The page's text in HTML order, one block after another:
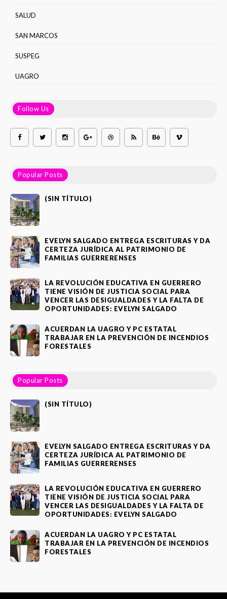
SALUD
SAN MARCOS
SUSPEG
UAGRO
Follow Us
Popular Posts
(SIN TÍTULO)
EVELYN SALGADO ENTREGA ESCRITURAS Y DA
CERTEZA JURÍDICA AL PATRIMONIO DE
FAMILIAS GUERRERENSES
LA REVOLUCIÓN EDUCATIVA EN GUERRERO
TIENE VISIÓN DE JUSTICIA SOCIAL PARA
VENCER LAS DESIGUALDADES Y LA FALTA DE
OPORTUNIDADES: EVELYN SALGADO
ACUERDAN LA UAGRO Y PC ESTATAL
TRABAJAR EN LA PREVENCIÓN DE INCENDIOS
FORESTALES
Popular Posts
(SIN TÍTULO)
EVELYN SALGADO ENTREGA ESCRITURAS Y DA
CERTEZA JURÍDICA AL PATRIMONIO DE
FAMILIAS GUERRERENSES
LA REVOLUCIÓN EDUCATIVA EN GUERRERO
TIENE VISIÓN DE JUSTICIA SOCIAL PARA
VENCER LAS DESIGUALDADES Y LA FALTA DE
OPORTUNIDADES: EVELYN SALGADO
ACUERDAN LA UAGRO Y PC ESTATAL
TRABAJAR EN LA PREVENCIÓN DE INCENDIOS
FORESTALES